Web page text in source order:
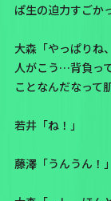
ぱ生の迫力すごか
大森「やっぱりね
人がこう…背負っ
ことなんだなって
若井「ね！」
藤澤「うんうん！」